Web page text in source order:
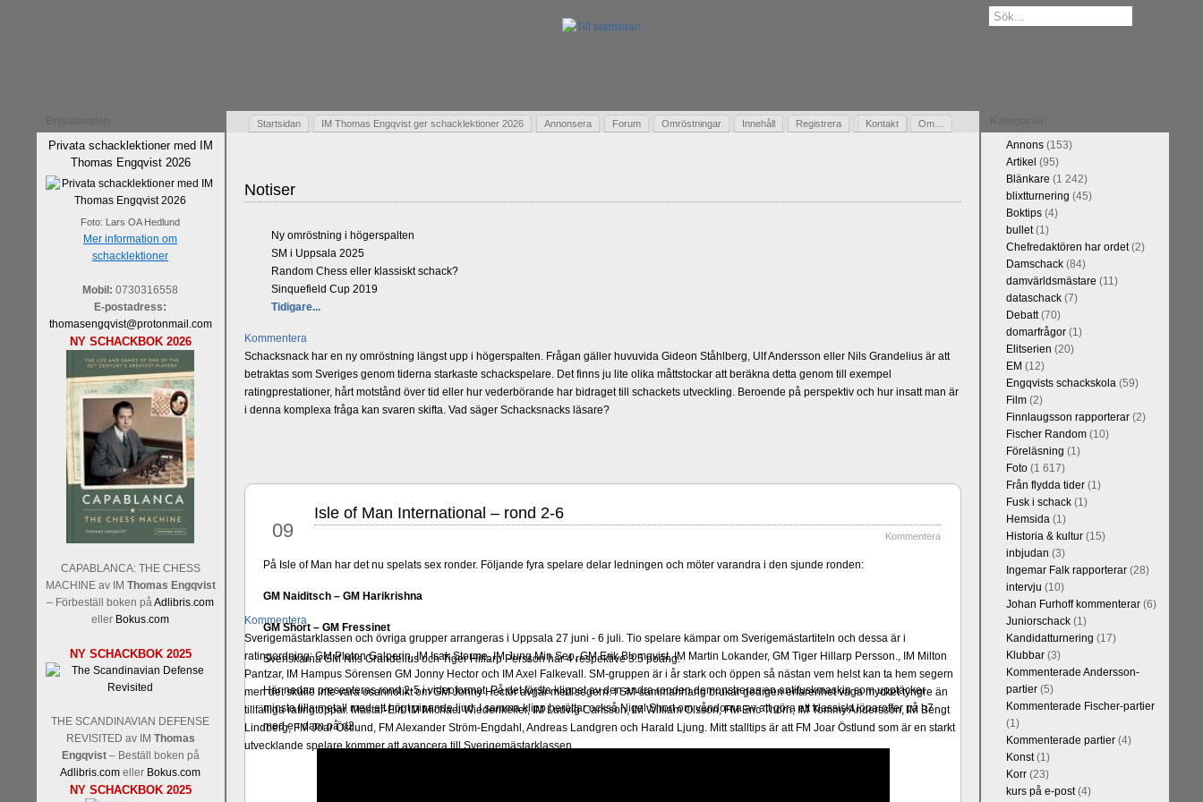
Privata schacklektioner med IM
Thomas Engqvist 2026
Foto: Lars OA Hedlund
Mer information om
schacklektioner
Mobil: 0730316558
E-postadress:
thomasengqvist@protonmail.com
NY SCHACKBOK 2026
CAPABLANCA: THE CHESS
MACHINE av IM Thomas Engqvist
– Förbeställ boken påAdlibris.com
eller Bokus.com
NY SCHACKBOK 2025
THE SCANDINAVIAN DEFENSE
REVISITED av IM Thomas
Engqvist– Beställ boken på
Adlibris.com eller Bokus.com
NY SCHACKBOK 2025
Startsidan IM Thomas Engqvist ger schacklektioner 2026 Annonsera Forum Omröstningar Innehåll Registrera Kontakt Om…
Gästbok
Notiser
Ny omröstning i högerspalten
SM i Uppsala 2025
Random Chess eller klassiskt schack?
Sinquefield Cup 2019
Tidigare...
Kommentera
Schacksnack har en ny omröstning längst upp i högerspalten. Frågan gäller huvuvida Gideon Ståhlberg, Ulf Andersson eller Nils Grandelius är att
betraktas som Sveriges genom tiderna starkaste schackspelare. Det finns ju lite olika måttstockar att beräkna detta genom till exempel
ratingprestationer, hårt motstånd över tid eller hur vederbörande har bidraget till schackets utveckling. Beroende på perspektiv och hur insatt man är
i denna komplexa fråga kan svaren skifta. Vad säger Schacksnacks läsare?
Kommentera
Sverigemästarklassen och övriga grupper arrangeras i Uppsala 27 juni - 6 juli. Tio spelare kämpar om Sverigemästartiteln och dessa är i
ratingordning: GM Platon Galperin, IM Isak Storme, IM Jung Min Seo, GM Erik Blomqvist, IM Martin Lokander, GM Tiger Hillarp Persson., IM Milton
Pantzar, IM Hampus Sörensen GM Jonny Hector och IM Axel Falkevall. SM-gruppen är i år stark och öppen så nästan vem helst kan ta hem segern
men det skulle inte vara osannolikt om GM Jonny Hector avgår med segern. I SM-sammanhang brukar gedigen erfarenhet väga mycket tyngre än
tillfälliga ratingtoppar. Mästar-Elit: IM Michael Wiedenkeller, IM Ludvig Carlsson, IM William Olsson, FM Eric Thörn, IM Tommy Andersson, IM Bengt
Lindberg, FM Joar Östlund, FM Alexander Ström-Engdahl, Andreas Landgren och Harald Ljung. Mitt stalltips är att FM Joar Östlund som är en starkt
utvecklande spelare kommer att avancera till Sverigemästarklassen.
09
Isle of Man International – rond 2-6
Kommentera
På Isle of Man har det nu spelats sex ronder. Följande fyra spelare delar ledningen och möter varandra i den sjunde ronden:
GM Naiditsch – GM Harikrishna
GM Short – GM Fressinet
Svenskarna GM Nils Grandelius och Tiger Hillarp Persson har 4 respektive 3.5 poäng.
Här nedan presenteras rond 2-5 i videoformat. På det första klippet av den andra ronden demonstreras en antifuskmaskin som upptäcker
minsta lilla metall med ett högt pipande ljud. I samma klipp berättar också Nigel Short om våndorna av att göra ett klassiskt löparoffer på h7
med en dam på d2.
Annons(153)
Artikel (95)
Blänkare (1 242)
blixtturnering (45)
Boktips(4)
bullet(1)
Chefredaktören har ordet(2)
Damschack(84)
damvärldsmästare (11)
dataschack(7)
Debatt(70)
domarfrågor(1)
Elitserien (20)
EM (12)
Engqvists schackskola(59)
Film(2)
Finnlaugsson rapporterar(2)
Fischer Random(10)
Föreläsning (1)
Foto(1 617)
Från flydda tider(1)
Fusk i schack(1)
Hemsida(1)
Historia & kultur(15)
inbjudan (3)
Ingemar Falk rapporterar(28)
intervju (10)
Johan Furhoff kommenterar(6)
Juniorschack(1)
Kandidatturnering (17)
Klubbar(3)
Kommenterade Andersson-
partier(5)
Kommenterade Fischer-partier
(1)
Kommenterade partier(4)
Konst(1)
Korr(23)
kurs på e-post(4)